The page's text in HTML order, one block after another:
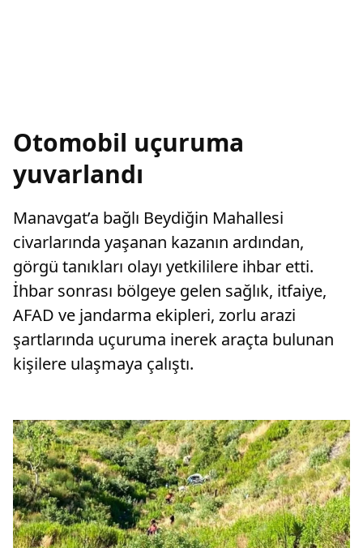
Otomobil uçuruma
yuvarlandı
Manavgat’a bağlı Beydiğin Mahallesi
civarlarında yaşanan kazanın ardından,
görgü tanıkları olayı yetkililere ihbar etti.
İhbar sonrası bölgeye gelen sağlık, itfaiye,
AFAD ve jandarma ekipleri, zorlu arazi
şartlarında uçuruma inerek araçta bulunan
kişilere ulaşmaya çalıştı.